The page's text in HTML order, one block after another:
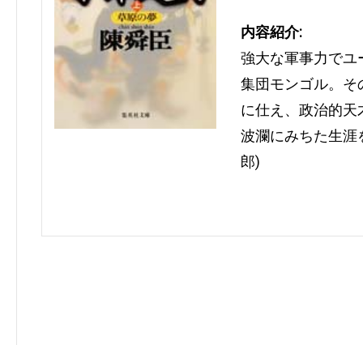
内容紹介:
強大な軍事力でユ
集団モンゴル。そ
に仕え、政治的
波瀾にみちた生涯
郎)